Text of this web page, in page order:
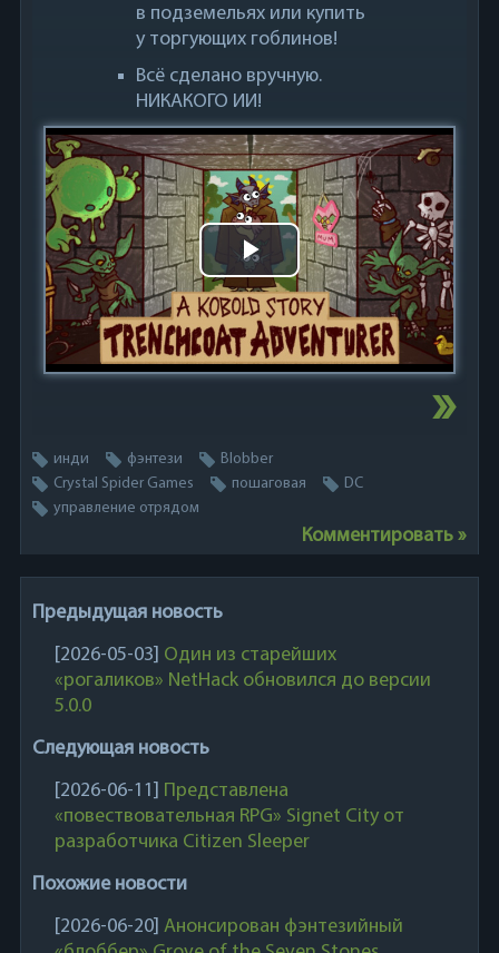
в подземельях или купить
у торгующих гоблинов!
Всё сделано вручную.
НИКАКОГО ИИ!
Play
Video
инди фэнтези
Blobber
Crystal Spider Games
пошаговая
DC
управление отрядом
Комментировать »
Предыдущая новость
[2026-05-03] Один из старейших
«рогаликов» NetHack обновился до версии
5.0.0
Следующая новость
[2026-06-11] Представлена
«повествовательная RPG» Signet City от
разработчика Citizen Sleeper
Похожие новости
[2026-06-20] Анонсирован фэнтезийный